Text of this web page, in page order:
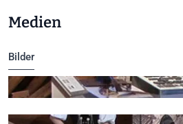
Medien
Bilder